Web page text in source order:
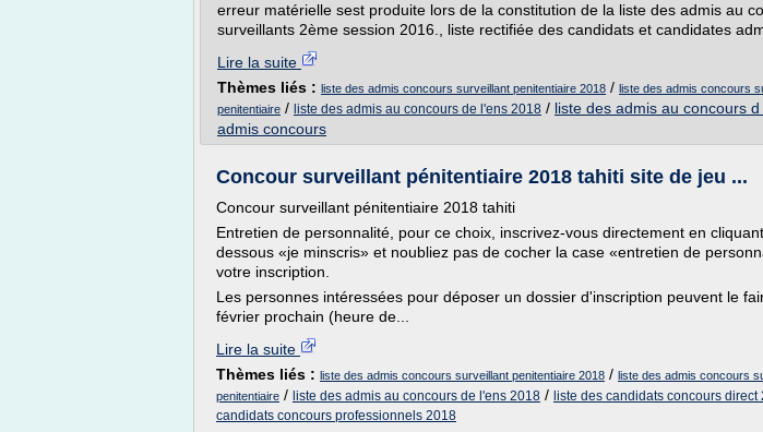
erreur matérielle sest produite lors de la constitution de la liste des admis au
surveillants 2ème session 2016., liste rectifiée des candidats et candidates
Lire la suite
Thèmes liés : liste des admis concours surveillant penitentiaire 2018 / liste des admis concours
penitentiaire / liste des admis au concours de l'ens 2018 / liste des admis au concours
admis concours
Concour surveillant pénitentiaire 2018 tahiti site de jeu ...
Concour surveillant pénitentiaire 2018 tahiti
Entretien de personnalité, pour ce choix, inscrivez-vous directement en
dessous «je minscris» et noubliez pas de cocher la case «entretien de
votre inscription.
Les personnes intéressées pour déposer un dossier d'inscription peuvent le
février prochain (heure de...
Lire la suite
Thèmes liés : liste des admis concours surveillant penitentiaire 2018 / liste des admis concours
penitentiaire / liste des admis au concours de l'ens 2018 / liste des candidats concours direct
candidats concours professionnels 2018